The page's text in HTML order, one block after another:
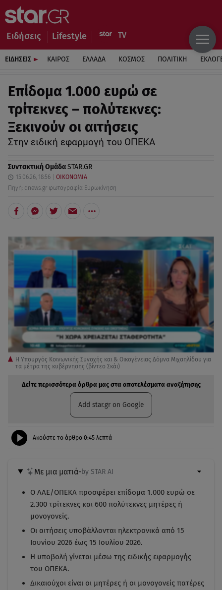
Ειδήσεις Lifestyle
ΕΙΔΗΣΕΙΣ ΚΑΙΡΟΣ ΕΛΛΑΔΑ ΚΟΣΜΟΣ ΠΟΛΙΤΙΚΗ
Eπίδομα 1.000 ευρώ σε
τρίτεκνες – πολύτεκνες:
Ξεκινούν οι αιτήσεις
Στην ειδική εφαρμογή του ΟΠΕΚΑ
Συντακτική ΟμάδαSTAR.GR
15.06.26, 18:56
ΟΙΚΟΝΟΜΙΑ
Πηγή: dnews.gr φωτογραφία Ευρωκίνηση
Η Υπουργός Κοινωνικής Συνοχής και & Οικογένειας Δόμνα Μιχαηλίδου για
τα μέτρα της κυβέρνησης (βίντεο Σκάι)
Δείτε περισσότερα άρθρα μας στα αποτελέσματα αναζήτησης
Add star.gr on Google
Ακούστε το άρθρο 0:45 λεπτά
Με μια ματιά-by STAR AI
Ο ΛΑΕ/ΟΠΕΚΑ προσφέρει επίδομα 1.000 ευρώ σε
2.300 τρίτεκνες και 600 πολύτεκνες μητέρες ή
μονογονείς.
Οι αιτήσεις υποβάλλονται ηλεκτρονικά από 15
Ιουνίου 2026 έως 15 Ιουλίου 2026.
Η υποβολή γίνεται μέσω της ειδικής εφαρμογής
του ΟΠΕΚΑ.
Δικαιούχοι είναι οι μητέρες ή οι μονογονείς πατέρες